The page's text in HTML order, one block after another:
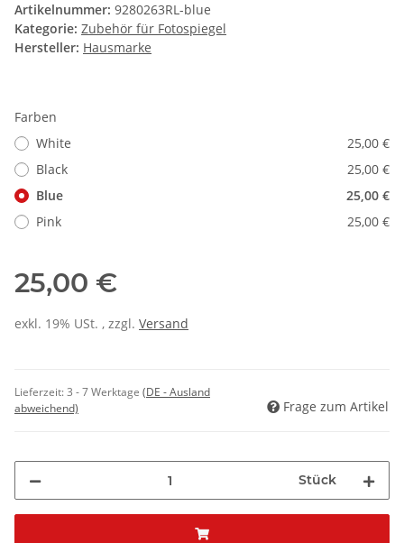
Artikelnummer: 9280263RL-blue
Kategorie: Zubehör für Fotospiegel
Hersteller: Hausmarke
Farben
White
25,00 €
Black
25,00 €
Blue
25,00 €
Pink
25,00 €
25,00 €
exkl. 19% USt. , zzgl. Versand
Lieferzeit:3 - 7 Werktage (DE - Ausland
abweichend)
Frage zum Artikel
Stück